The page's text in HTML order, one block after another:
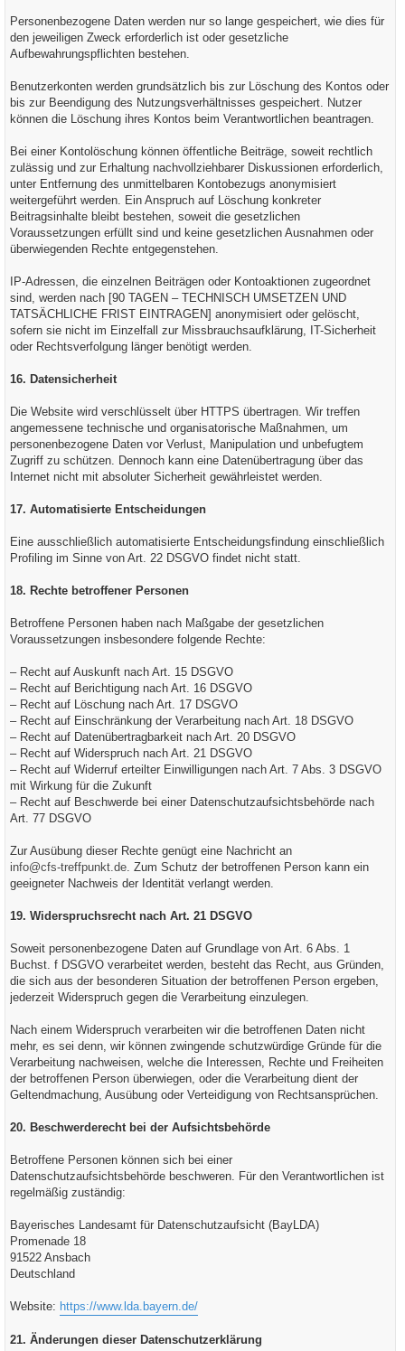
Personenbezogene Daten werden nur so lange gespeichert, wie dies für
den jeweiligen Zweck erforderlich ist oder gesetzliche
Aufbewahrungspflichten bestehen.
Benutzerkonten werden grundsätzlich bis zur Löschung des Kontos oder
bis zur Beendigung des Nutzungsverhältnisses gespeichert. Nutzer
können die Löschung ihres Kontos beim Verantwortlichen beantragen.
Bei einer Kontolöschung können öffentliche Beiträge, soweit rechtlich
zulässig und zur Erhaltung nachvollziehbarer Diskussionen erforderlich,
unter Entfernung des unmittelbaren Kontobezugs anonymisiert
weitergeführt werden. Ein Anspruch auf Löschung konkreter
Beitragsinhalte bleibt bestehen, soweit die gesetzlichen
Voraussetzungen erfüllt sind und keine gesetzlichen Ausnahmen oder
überwiegenden Rechte entgegenstehen.
IP-Adressen, die einzelnen Beiträgen oder Kontoaktionen zugeordnet
sind, werden nach [90 TAGEN – TECHNISCH UMSETZEN UND
TATSÄCHLICHE FRIST EINTRAGEN] anonymisiert oder gelöscht,
sofern sie nicht im Einzelfall zur Missbrauchsaufklärung, IT-Sicherheit
oder Rechtsverfolgung länger benötigt werden.
16. Datensicherheit
Die Website wird verschlüsselt über HTTPS übertragen. Wir treffen
angemessene technische und organisatorische Maßnahmen, um
personenbezogene Daten vor Verlust, Manipulation und unbefugtem
Zugriff zu schützen. Dennoch kann eine Datenübertragung über das
Internet nicht mit absoluter Sicherheit gewährleistet werden.
17. Automatisierte Entscheidungen
Eine ausschließlich automatisierte Entscheidungsfindung einschließlich
Profiling im Sinne von Art. 22 DSGVO findet nicht statt.
18. Rechte betroffener Personen
Betroffene Personen haben nach Maßgabe der gesetzlichen
Voraussetzungen insbesondere folgende Rechte:
– Recht auf Auskunft nach Art. 15 DSGVO
– Recht auf Berichtigung nach Art. 16 DSGVO
– Recht auf Löschung nach Art. 17 DSGVO
– Recht auf Einschränkung der Verarbeitung nach Art. 18 DSGVO
– Recht auf Datenübertragbarkeit nach Art. 20 DSGVO
– Recht auf Widerspruch nach Art. 21 DSGVO
– Recht auf Widerruf erteilter Einwilligungen nach Art. 7 Abs. 3 DSGVO
mit Wirkung für die Zukunft
– Recht auf Beschwerde bei einer Datenschutzaufsichtsbehörde nach
Art. 77 DSGVO
Zur Ausübung dieser Rechte genügt eine Nachricht an
info@cfs-treffpunkt.de. Zum Schutz der betroffenen Person kann ein
geeigneter Nachweis der Identität verlangt werden.
19. Widerspruchsrecht nach Art. 21 DSGVO
Soweit personenbezogene Daten auf Grundlage von Art. 6 Abs. 1
Buchst. f DSGVO verarbeitet werden, besteht das Recht, aus Gründen,
die sich aus der besonderen Situation der betroffenen Person ergeben,
jederzeit Widerspruch gegen die Verarbeitung einzulegen.
Nach einem Widerspruch verarbeiten wir die betroffenen Daten nicht
mehr, es sei denn, wir können zwingende schutzwürdige Gründe für die
Verarbeitung nachweisen, welche die Interessen, Rechte und Freiheiten
der betroffenen Person überwiegen, oder die Verarbeitung dient der
Geltendmachung, Ausübung oder Verteidigung von Rechtsansprüchen.
20. Beschwerderecht bei der Aufsichtsbehörde
Betroffene Personen können sich bei einer
Datenschutzaufsichtsbehörde beschweren. Für den Verantwortlichen ist
regelmäßig zuständig:
Bayerisches Landesamt für Datenschutzaufsicht (BayLDA)
Promenade 18
91522 Ansbach
Deutschland
Website: https://www.lda.bayern.de/
21. Änderungen dieser Datenschutzerklärung